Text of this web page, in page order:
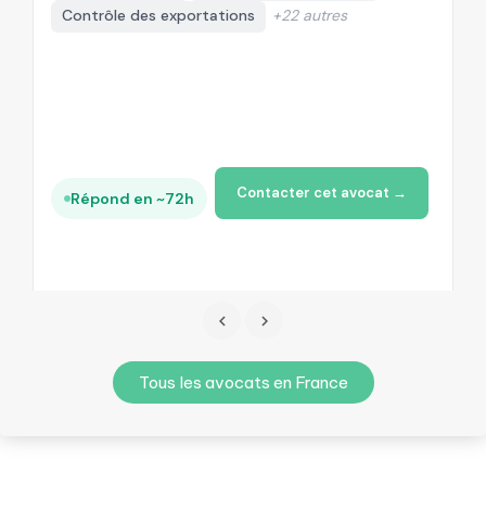
Contrôle des exportations
+22 autres
Répond en ~72h Contacter cet avocat →
Tous les avocats en France